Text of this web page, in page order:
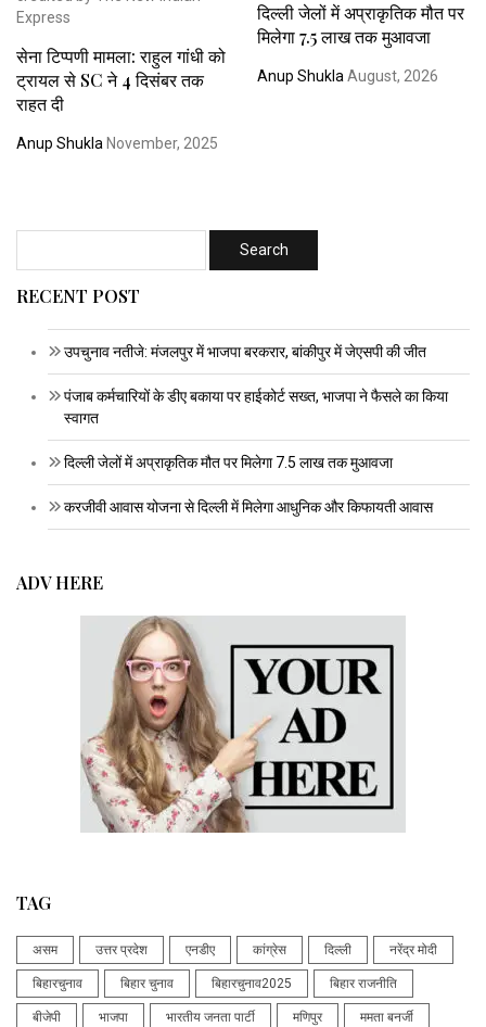
सेना टिप्पणी मामला: राहुल गांधी को
ट्रायल से SC ने 4 दिसंबर तक
राहत दी
Anup Shukla November, 2025
दिल्ली जेलों में अप्राकृतिक मौत पर
मिलेगा 7.5 लाख तक मुआवजा
Anup ShuklaAugust, 2026
RECENT POST
उपचुनाव नतीजे: मंजलपुर में भाजपा बरकरार, बांकीपुर में जेएसपी की जीत
पंजाब कर्मचारियों के डीए बकाया पर हाईकोर्ट सख्त, भाजपा ने फैसले का किया
स्वागत
दिल्ली जेलों में अप्राकृतिक मौत पर मिलेगा 7.5 लाख तक मुआवजा
करजीवी आवास योजना से दिल्ली में मिलेगा आधुनिक और किफायती आवास
ADV HERE
TAG
असम उत्तर प्रदेश एनडीए कांग्रेस दिल्ली नरेंद्र मोदी
बिहारचुनाव बिहार चुनाव बिहारचुनाव2025 बिहार राजनीति
बीजेपी भाजपा भारतीय जनता पार्टी मणिपुर ममता बनर्जी